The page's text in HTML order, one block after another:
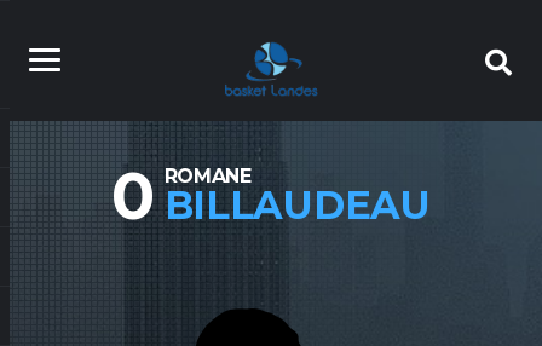
0 ROMANE
BILLAUDEAU